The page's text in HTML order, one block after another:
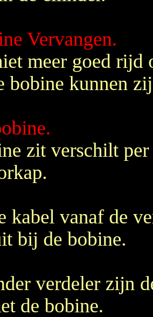
Vervangen.
meer goed rijd
bobine kunnen
zit verschilt
kabel vanaf de
bij de bobine.
verdeler zijn
de bobine.